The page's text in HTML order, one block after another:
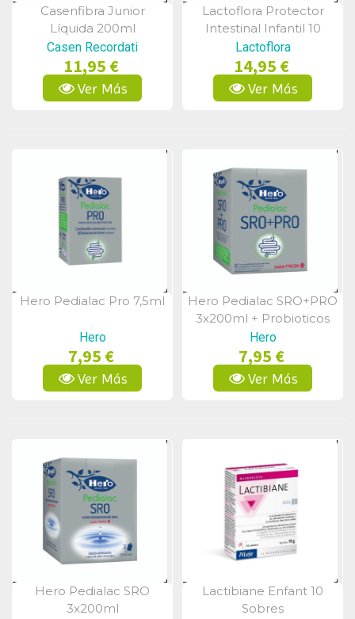
Vista Rápida
Casenfibra Junior
Líquida 200ml
Casen Recordati
11,95 €
Ver Más
Vista Rápida
Lactoflora Protector
Intestinal Infantil 10
Frascos
Lactoflora
14,95 €
Ver Más
Vista Rápida
Hero Pedialac Pro 7,5ml
Hero
7,95 €
Ver Más
Vista Rápida
Hero Pedialac SRO+PRO
3x200ml + Probioticos
Hero
7,95 €
Ver Más
Vista Rápida
Hero Pedialac SRO
3x200ml
Vista Rápida
Lactibiane Enfant 10
Sobres